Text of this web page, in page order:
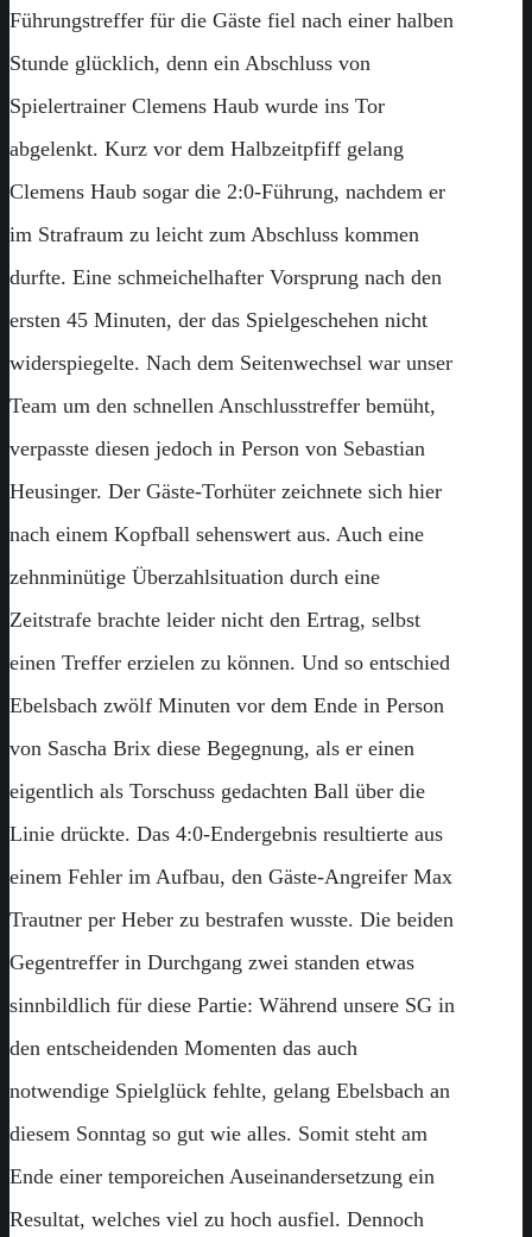
Führungstreffer für die Gäste fiel nach einer halben
Stunde glücklich, denn ein Abschluss von
Spielertrainer Clemens Haub wurde ins Tor
abgelenkt. Kurz vor dem Halbzeitpfiff gelang
Clemens Haub sogar die 2:0-Führung, nachdem er
im Strafraum zu leicht zum Abschluss kommen
durfte. Eine schmeichelhafter Vorsprung nach den
ersten 45 Minuten, der das Spielgeschehen nicht
widerspiegelte. Nach dem Seitenwechsel war unser
Team um den schnellen Anschlusstreffer bemüht,
verpasste diesen jedoch in Person von Sebastian
Heusinger. Der Gäste-Torhüter zeichnete sich hier
nach einem Kopfball sehenswert aus. Auch eine
zehnminütige Überzahlsituation durch eine
Zeitstrafe brachte leider nicht den Ertrag, selbst
einen Treffer erzielen zu können. Und so entschied
Ebelsbach zwölf Minuten vor dem Ende in Person
von Sascha Brix diese Begegnung, als er einen
eigentlich als Torschuss gedachten Ball über die
Linie drückte. Das 4:0-Endergebnis resultierte aus
einem Fehler im Aufbau, den Gäste-Angreifer Max
Trautner per Heber zu bestrafen wusste. Die beiden
Gegentreffer in Durchgang zwei standen etwas
sinnbildlich für diese Partie: Während unsere SG in
den entscheidenden Momenten das auch
notwendige Spielglück fehlte, gelang Ebelsbach an
diesem Sonntag so gut wie alles. Somit steht am
Ende einer temporeichen Auseinandersetzung ein
Resultat, welches viel zu hoch ausfiel. Dennoch